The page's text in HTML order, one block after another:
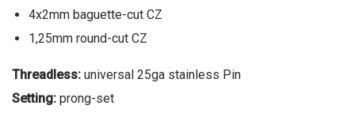
4x2mm baguette-cut CZ
1,25mm round-cut CZ
Threadless: universal 25ga stainless Pin
Setting: prong-set